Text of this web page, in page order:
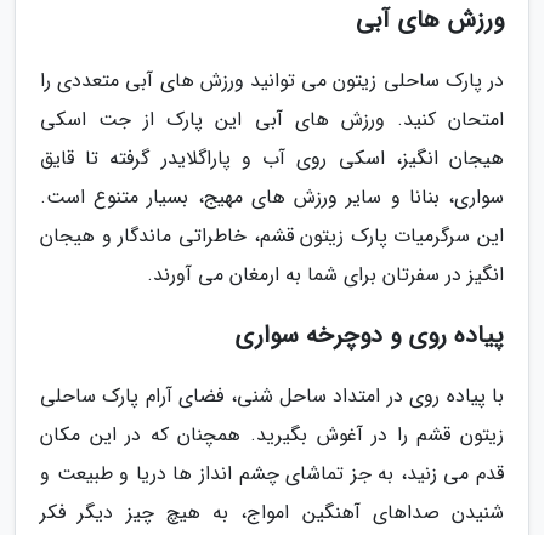
ورزش های آبی
در پارک ساحلی زیتون می توانید ورزش های آبی متعددی را
امتحان کنید. ورزش های آبی این پارک از جت اسکی
هیجان انگیز، اسکی روی آب و پاراگلایدر گرفته تا قایق
سواری، بنانا و سایر ورزش های مهیج، بسیار متنوع است.
این سرگرمیات پارک زیتون قشم، خاطراتی ماندگار و هیجان
انگیز در سفرتان برای شما به ارمغان می آورند.
پیاده روی و دوچرخه سواری
با پیاده روی در امتداد ساحل شنی، فضای آرام پارک ساحلی
زیتون قشم را در آغوش بگیرید. همچنان که در این مکان
قدم می زنید، به جز تماشای چشم انداز ها دریا و طبیعت و
شنیدن صداهای آهنگین امواج، به هیچ چیز دیگر فکر